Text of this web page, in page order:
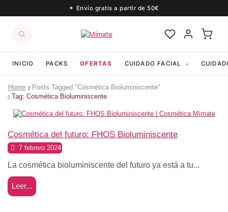
Envío gratis a partir de 50€
INICIO PACKS OFERTAS CUIDADO FACIAL ▾
Home
Posts Tagged "cosmética Bioluminiscente"
Tag: Cosmética Bioluminiscente
Beauty
Cosmética del futuro: FHOS Bioluminiscente
7 febrero 2024
La cosmética bioluminiscente del futuro ya está a tu...
Leer...